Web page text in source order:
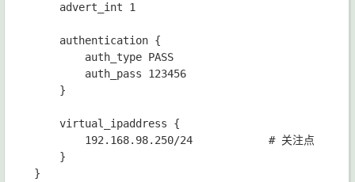
    advert_int 1
    authentication {
        auth_type PASS
        auth_pass 123456
    }
    virtual_ipaddress {
        192.168.98.250/24            # 关注点
    }
}